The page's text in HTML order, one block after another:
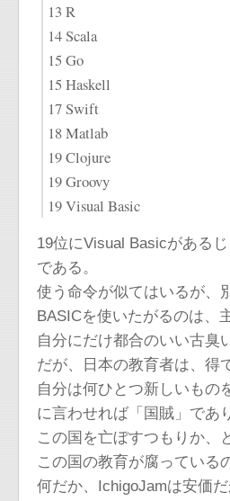
13 R
14 Scala
15 Go
15 Haskell
17 Swift
18 Matlab
19 Clojure
19 Groovy
19 Visual Basic
19位にVisual Basicがある
である。
使う命令が似てはいるが、
BASICを使いたがるのは、
自分にだけ都合のいい古臭
だが、日本の教育者は、得
自分は何ひとつ新しいもの
に言わせれば「国賊」であ
この国を亡ぼすつもりか、
この国の教育が腐っている
何だか、IchigoJamは安価